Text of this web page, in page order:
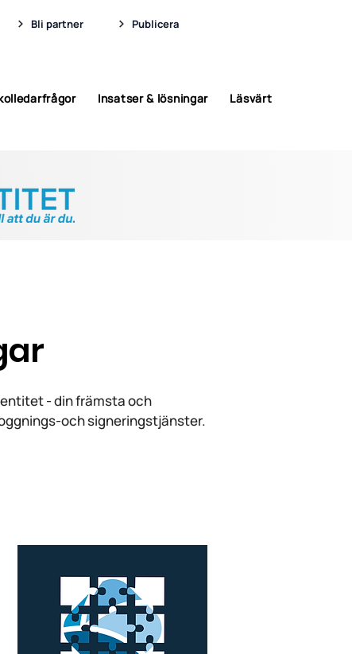
Bli partner Publicera
Insatser & lösningar Läsvärt
- din främsta och
och signeringstjänster.